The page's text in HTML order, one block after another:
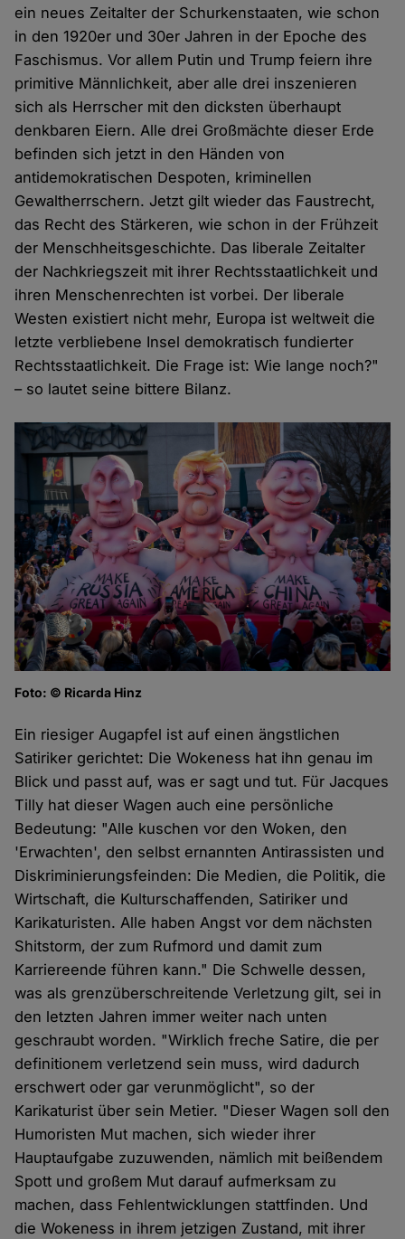
ein neues Zeitalter der Schurkenstaaten, wie schon
in den 1920er und 30er Jahren in der Epoche des
Faschismus. Vor allem Putin und Trump feiern ihre
primitive Männlichkeit, aber alle drei inszenieren
sich als Herrscher mit den dicksten überhaupt
denkbaren Eiern. Alle drei Großmächte dieser Erde
befinden sich jetzt in den Händen von
antidemokratischen Despoten, kriminellen
Gewaltherrschern. Jetzt gilt wieder das Faustrecht,
das Recht des Stärkeren, wie schon in der Frühzeit
der Menschheitsgeschichte. Das liberale Zeitalter
der Nachkriegszeit mit ihrer Rechtsstaatlichkeit und
ihren Menschenrechten ist vorbei. Der liberale
Westen existiert nicht mehr, Europa ist weltweit die
letzte verbliebene Insel demokratisch fundierter
Rechtsstaatlichkeit. Die Frage ist: Wie lange noch?"
– so lautet seine bittere Bilanz.
Foto: © Ricarda Hinz
Ein riesiger Augapfel ist auf einen ängstlichen
Satiriker gerichtet: Die Wokeness hat ihn genau im
Blick und passt auf, was er sagt und tut. Für Jacques
Tilly hat dieser Wagen auch eine persönliche
Bedeutung: "Alle kuschen vor den Woken, den
'Erwachten', den selbst ernannten Antirassisten und
Diskriminierungsfeinden: Die Medien, die Politik, die
Wirtschaft, die Kulturschaffenden, Satiriker und
Karikaturisten. Alle haben Angst vor dem nächsten
Shitstorm, der zum Rufmord und damit zum
Karriereende führen kann." Die Schwelle dessen,
was als grenzüberschreitende Verletzung gilt, sei in
den letzten Jahren immer weiter nach unten
geschraubt worden. "Wirklich freche Satire, die per
definitionem verletzend sein muss, wird dadurch
erschwert oder gar verunmöglicht", so der
Karikaturist über sein Metier. "Dieser Wagen soll den
Humoristen Mut machen, sich wieder ihrer
Hauptaufgabe zuzuwenden, nämlich mit beißendem
Spott und großem Mut darauf aufmerksam zu
machen, dass Fehlentwicklungen stattfinden. Und
die Wokeness in ihrem jetzigen Zustand, mit ihrer